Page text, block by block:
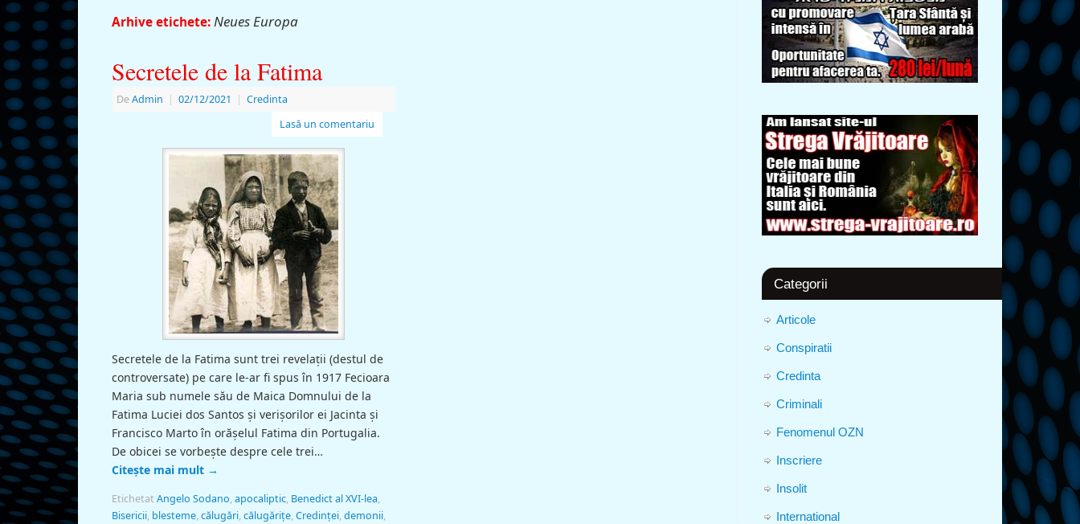
Arhive etichete: Neues Europa
Secretele de la Fatima
DeAdmin | 02/12/2021 | Credinta
Lasă un comentariu
Secretele de la Fatima sunt trei revelații (destul de
controversate) pe care le-ar fi spus în 1917 Fecioara
Maria sub numele său de Maica Domnului de la
Fatima Luciei dos Santos și verișorilor ei Jacinta și
Francisco Marto în orășelul Fatima din Portugalia.
De obicei se vorbește despre cele trei…
Citește mai mult →
Etichetat Angelo Sodano,apocaliptic, Benedict al XVI-lea,
Bisericii, blesteme,călugări,călugăriţe,Credinței,demonii,
Categorii
Articole
Conspiratii
Credinta
Criminali
Fenomenul OZN
Inscriere
Insolit
International